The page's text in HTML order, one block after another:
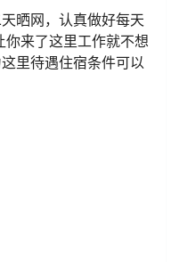
晒网，认真做好每天
来了这里工作就不想
里待遇住宿条件可以